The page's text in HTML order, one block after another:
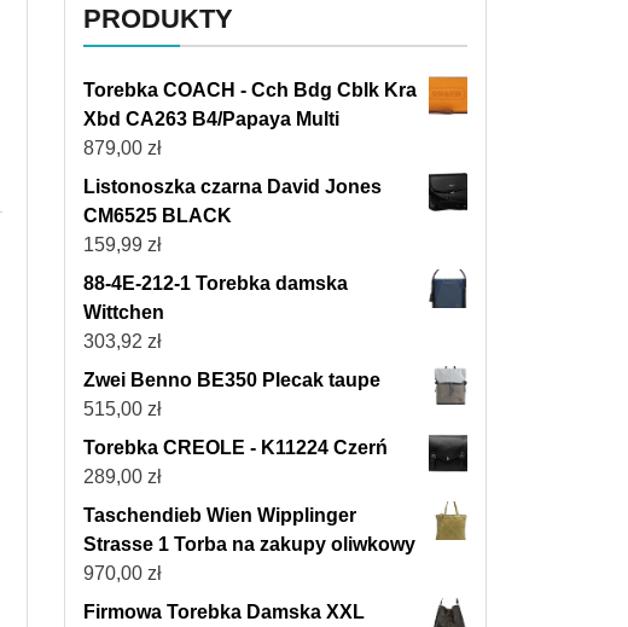
PRODUKTY
Torebka COACH - Cch Bdg Cblk Kra
Xbd CA263 B4/Papaya Multi
879,00 zł
Listonoszka czarna David Jones
CM6525 BLACK
159,99 zł
88-4E-212-1 Torebka damska
Wittchen
303,92 zł
Zwei Benno BE350 Plecak taupe
515,00 zł
Torebka CREOLE - K11224 Czerń
289,00 zł
Taschendieb Wien Wipplinger
Strasse 1 Torba na zakupy oliwkowy
970,00 zł
Firmowa Torebka Damska XXL